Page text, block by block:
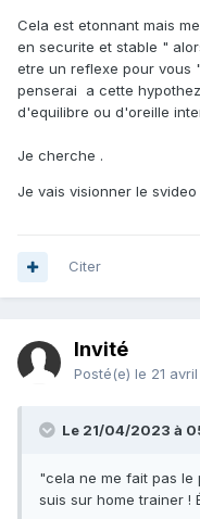
Cela est etonnant mais
en securite et stable "
etre un reflexe pour vous
penserai a cette
d'equilibre ou d'oreille
Je cherche .
Je vais visionner le
Citer
Invité
Posté(e) le 21
Le 21/04/2023 à
"cela ne me fait pas le
suis sur home trainer !